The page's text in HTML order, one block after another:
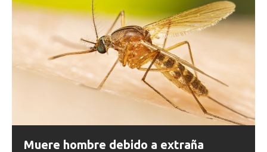
Muere hombre debido a extraña